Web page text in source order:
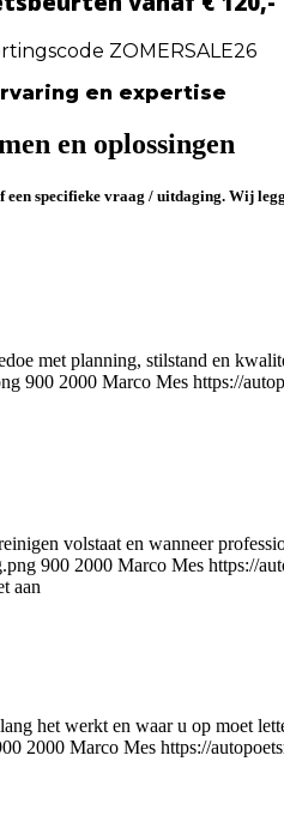
ZOMERSALE26
en expertise
en oplossingen
een specifieke vraag / uitdaging. Wij
met planning, stilstand en
900 2000 Marco Mes https://
volstaat en wanneer
900 2000 Marco Mes https://
aan
het werkt en waar u op moet
2000 Marco Mes https://